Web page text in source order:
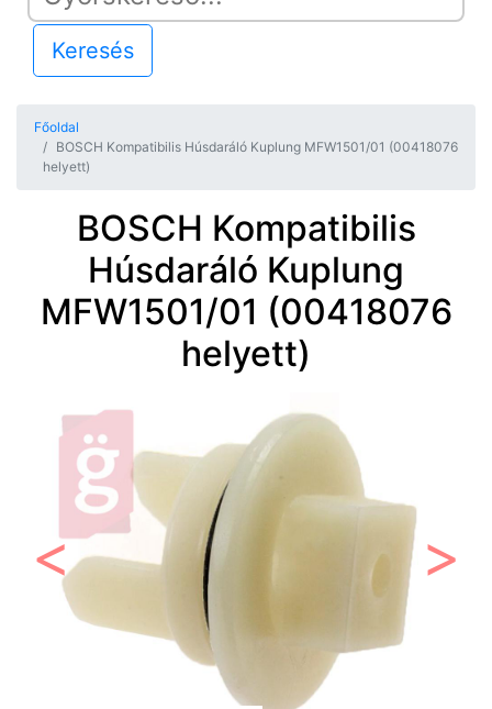
Keresés
Főoldal
BOSCH Kompatibilis Húsdaráló Kuplung MFW1501/01 (00418076
helyett)
BOSCH Kompatibilis
Húsdaráló Kuplung
MFW1501/01 (00418076
helyett)
Előző